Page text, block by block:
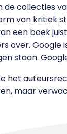
de collecties
van kritiek
een boek
over.
staan.
het
maar